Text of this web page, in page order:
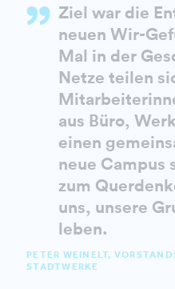
Ziel war die
neuen Wir-
Mal in der
Netze teilen
aus Büro,
einen
neue Campus
zum
uns, unsere
leben.
PETER WEINELT,
STADTWERKE